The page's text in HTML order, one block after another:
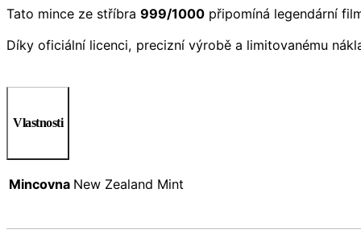
Tato mince ze stříbra 999/1000 připomíná legendární
Díky oficiální licenci, precizní výrobě a limitovanému
Vlastnosti
Mincovna New Zealand Mint